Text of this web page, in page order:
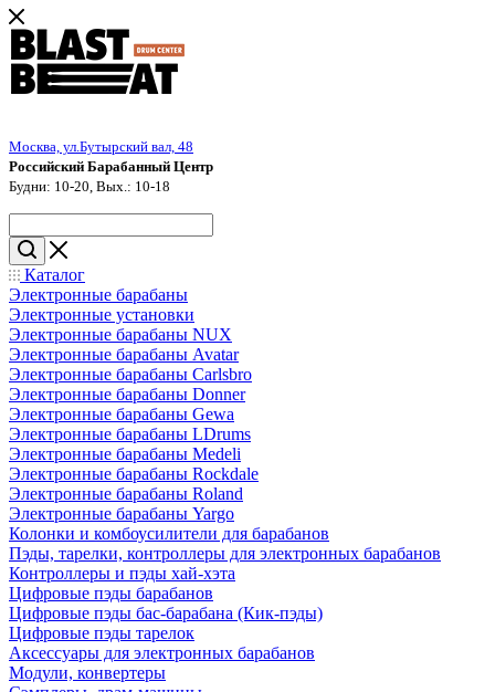
Москва, ул.Бутырский вал, 48
Российский Барабанный Центр
Будни: 10-20, Вых.: 10-18
Каталог
Электронные барабаны
Электронные установки
Электронные барабаны NUX
Электронные барабаны Avatar
Электронные барабаны Carlsbro
Электронные барабаны Donner
Электронные барабаны Gewa
Электронные барабаны LDrums
Электронные барабаны Medeli
Электронные барабаны Rockdale
Электронные барабаны Roland
Электронные барабаны Yargo
Колонки и комбоусилители для барабанов
Пэды, тарелки, контроллеры для электронных барабанов
Контроллеры и пэды хай-хэта
Цифровые пэды барабанов
Цифровые пэды бас-барабана (Кик-пэды)
Цифровые пэды тарелок
Аксессуары для электронных барабанов
Модули, конвертеры